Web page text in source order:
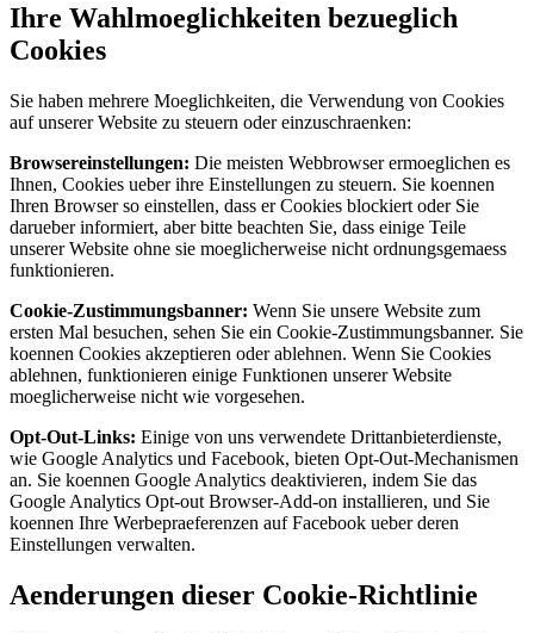
Ihre Wahlmoeglichkeiten bezueglich
Cookies
Sie haben mehrere Moeglichkeiten, die Verwendung von Cookies
auf unserer Website zu steuern oder einzuschraenken:
Browsereinstellungen: Die meisten Webbrowser ermoeglichen es
Ihnen, Cookies ueber ihre Einstellungen zu steuern. Sie koennen
Ihren Browser so einstellen, dass er Cookies blockiert oder Sie
darueber informiert, aber bitte beachten Sie, dass einige Teile
unserer Website ohne sie moeglicherweise nicht ordnungsgemaess
funktionieren.
Cookie-Zustimmungsbanner: Wenn Sie unsere Website zum
ersten Mal besuchen, sehen Sie ein Cookie-Zustimmungsbanner. Sie
koennen Cookies akzeptieren oder ablehnen. Wenn Sie Cookies
ablehnen, funktionieren einige Funktionen unserer Website
moeglicherweise nicht wie vorgesehen.
Opt-Out-Links: Einige von uns verwendete Drittanbieterdienste,
wie Google Analytics und Facebook, bieten Opt-Out-Mechanismen
an. Sie koennen Google Analytics deaktivieren, indem Sie das
Google Analytics Opt-out Browser-Add-on installieren, und Sie
koennen Ihre Werbepraeferenzen auf Facebook ueber deren
Einstellungen verwalten.
Aenderungen dieser Cookie-Richtlinie